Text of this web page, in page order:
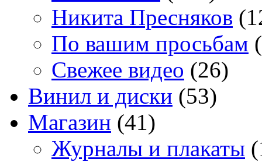
Никита Пресняков
По вашим просьбам
Свежее видео (26)
Винил и диски (53)
Магазин (41)
Журналы и плакаты